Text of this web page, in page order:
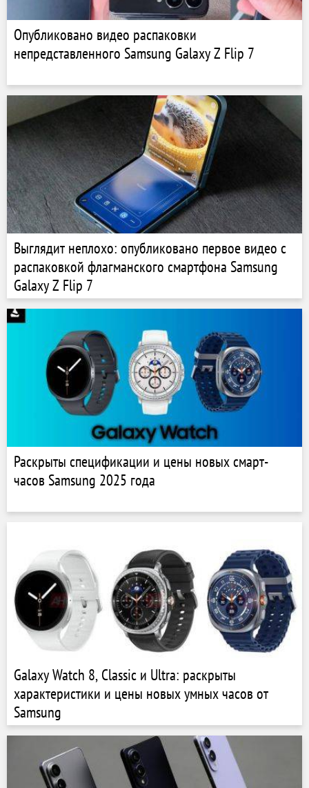
Опубликовано видео распаковки
непредставленного Samsung Galaxy Z Flip 7
Выглядит неплохо: опубликовано первое видео с
распаковкой флагманского смартфона Samsung
Galaxy Z Flip 7
Раскрыты спецификации и цены новых смарт-
часов Samsung 2025 года
Galaxy Watch 8, Classic и Ultra: раскрыты
характеристики и цены новых умных часов от
Samsung